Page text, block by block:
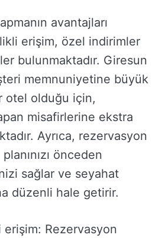
avantajları
erişim, özel indirimler
bulunmaktadır. Giresun
memnuniyetine büyük
otel olduğu için,
misafirlerine ekstra
Ayrıca, rezervasyon
önceden
sağlar ve seyahat
düzenli hale getirir.
erişim: Rezervasyon